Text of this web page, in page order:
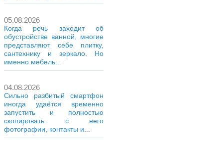
05.08.2026
Когда речь заходит об
обустройстве ванной, многие
представляют себе плитку,
сантехнику и зеркало. Но
именно мебель...
04.08.2026
Сильно разбитый смартфон
иногда удаётся временно
запустить и полностью
скопировать с него
фотографии, контакты и...